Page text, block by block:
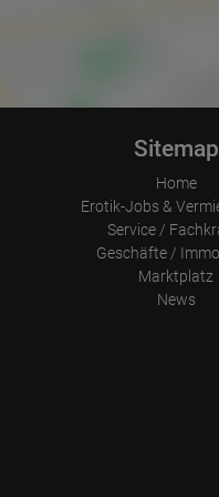
Sitemap
Home
Erotik-Jobs &
Service /
Geschäfte /
Marktplatz
News